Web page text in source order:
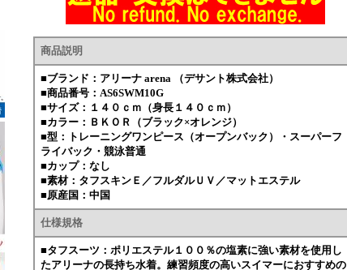
商品説明
■ブランド：アリーナ arena （デサント株式会社）
■商品番号：AS6SWM10G
■サイズ：１４０ｃｍ（身長１４０ｃｍ）
■カラー：ＢＫＯＲ（ブラック×オレンジ）
■型：トレーニングワンピース（オープンバック）・スーパーフ
ライバック・競泳普通
■カップ：なし
■素材：タフスキンＥ／フルダルＵＶ／マットエステル
■原産国：中国
仕様規格
■タフスーツ：ポリエステル１００％の塩素に強い素材を使用し
たアリーナの長持ち水着。練習頻度の高いスイマーにおすすめの